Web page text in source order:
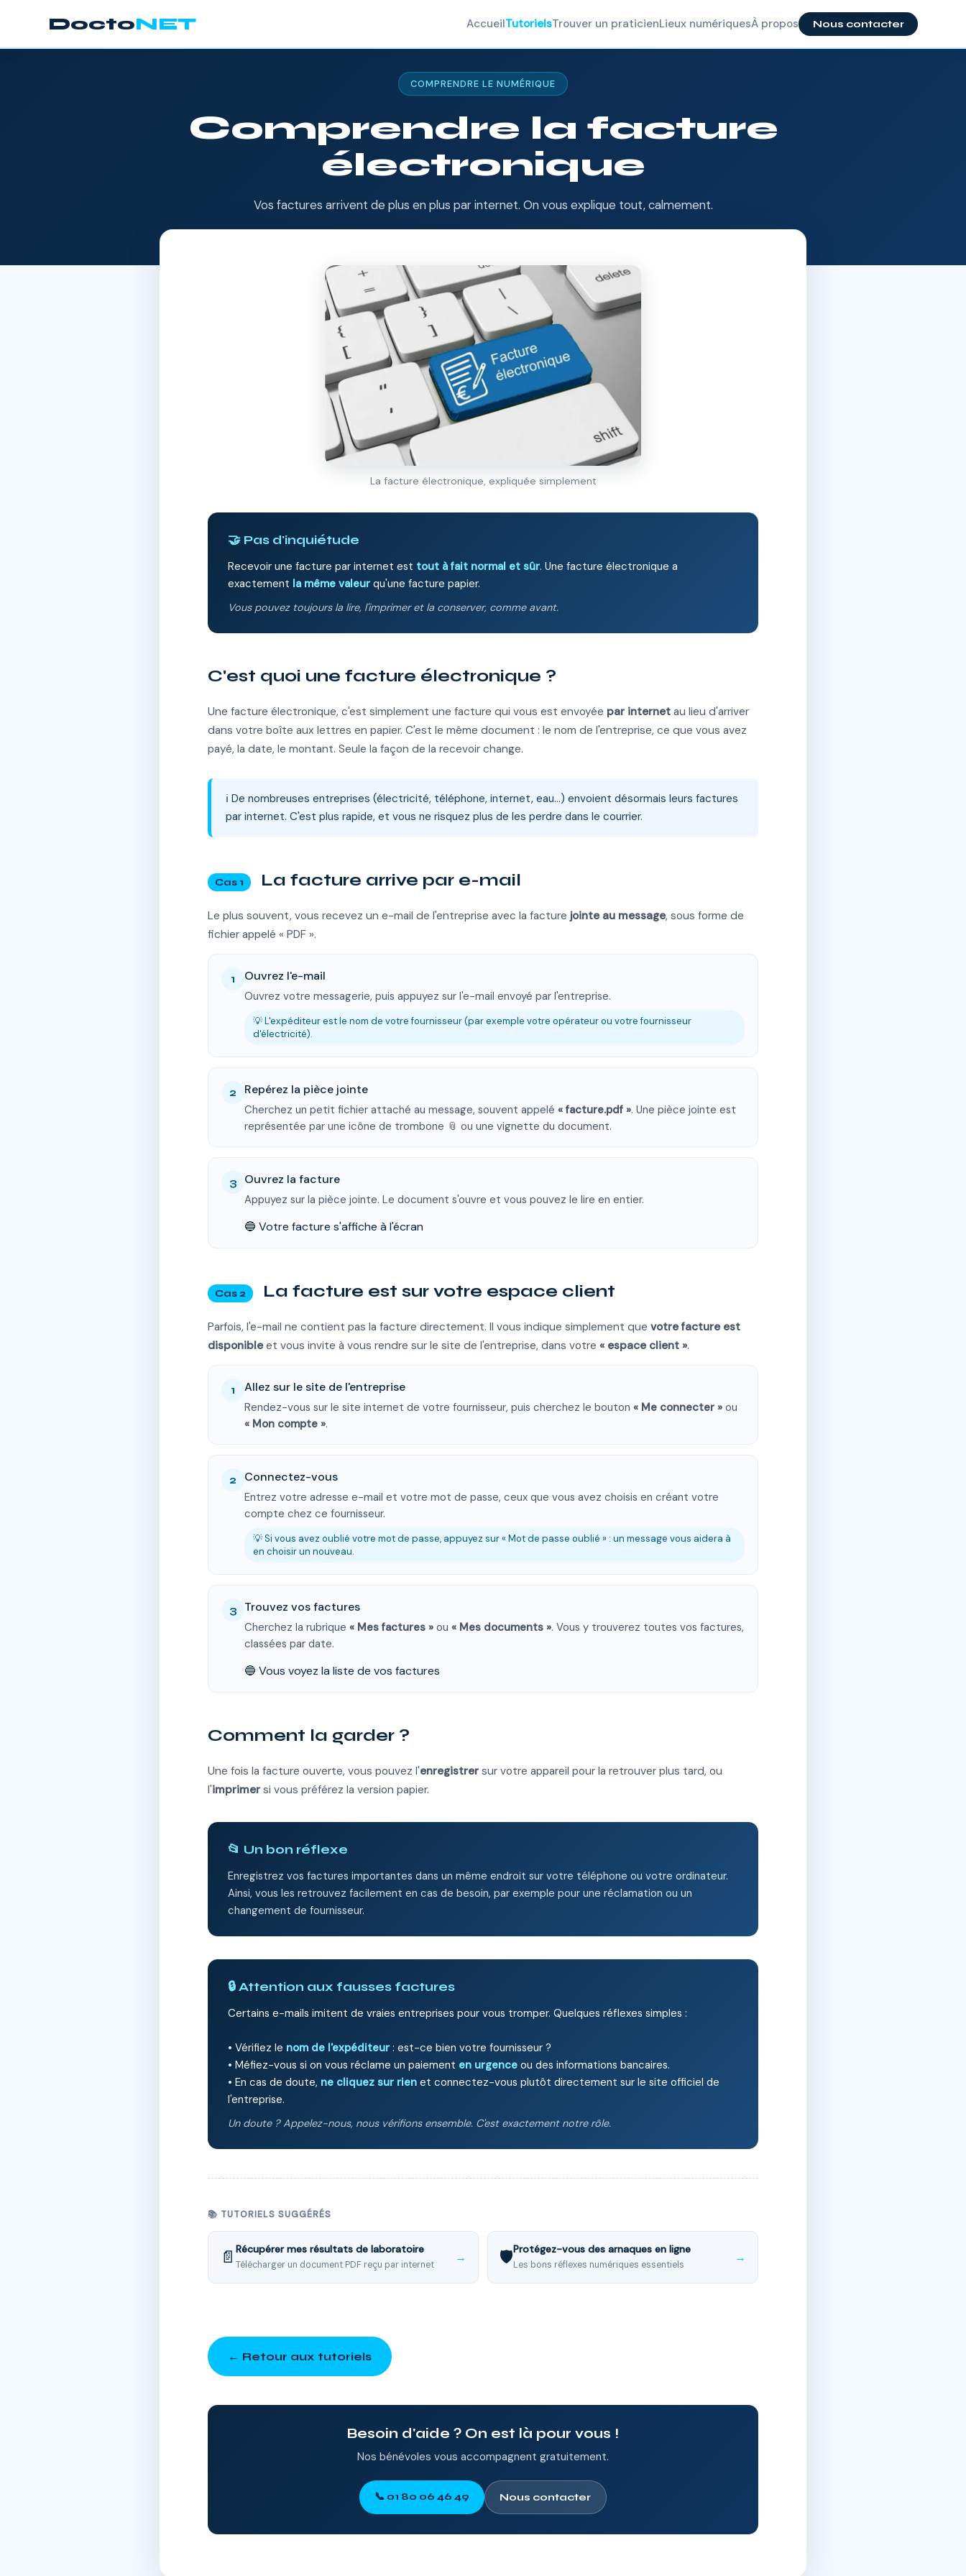
DoctoNET AccueilTutorielsTrouver un praticienLieux numériquesÀ propos Nous contacter
COMPRENDRE LE NUMÉRIQUE
Comprendre la facture
électronique
Vos factures arrivent de plus en plus par internet. On vous explique tout, calmement.
La facture électronique, expliquée simplement
🤝 Pas d'inquiétude
Recevoir une facture par internet est tout à fait normal et sûr. Une facture électronique a
exactement la même valeur qu'une facture papier.
Vous pouvez toujours la lire, l'imprimer et la conserver, comme avant.
C'est quoi une facture électronique ?
Une facture électronique, c'est simplement une facture qui vous est envoyée par internet au lieu d'arriver
dans votre boîte aux lettres en papier. C'est le même document : le nom de l'entreprise, ce que vous avez
payé, la date, le montant. Seule la façon de la recevoir change.
ℹ️ De nombreuses entreprises (électricité, téléphone, internet, eau…) envoient désormais leurs factures
par internet. C'est plus rapide, et vous ne risquez plus de les perdre dans le courrier.
Cas 1 La facture arrive par e-mail
Le plus souvent, vous recevez un e-mail de l'entreprise avec la facture jointe au message, sous forme de
fichier appelé « PDF ».
1 Ouvrez l'e-mail
Ouvrez votre messagerie, puis appuyez sur l'e-mail envoyé par l'entreprise.
💡 L'expéditeur est le nom de votre fournisseur (par exemple votre opérateur ou votre fournisseur
d'électricité).
2 Repérez la pièce jointe
Cherchez un petit fichier attaché au message, souvent appelé« facture.pdf ». Une pièce jointe est
représentée par une icône de trombone 📎 ou une vignette du document.
3 Ouvrez la facture
Appuyez sur la pièce jointe. Le document s'ouvre et vous pouvez le lire en entier.
🔵 Votre facture s'affiche à l'écran
Cas 2 La facture est sur votre espace client
Parfois, l'e-mail ne contient pas la facture directement. Il vous indique simplement quevotre facture est
disponibleet vous invite à vous rendre sur le site de l'entreprise, dans votre« espace client ».
1 Allez sur le site de l'entreprise
Rendez-vous sur le site internet de votre fournisseur, puis cherchez le bouton« Me connecter » ou
« Mon compte ».
2 Connectez-vous
Entrez votre adresse e-mail et votre mot de passe, ceux que vous avez choisis en créant votre
compte chez ce fournisseur.
💡 Si vous avez oublié votre mot de passe, appuyez sur « Mot de passe oublié » : un message vous aidera à
en choisir un nouveau.
3 Trouvez vos factures
Cherchez la rubrique« Mes factures » ou« Mes documents ». Vous y trouverez toutes vos factures,
classées par date.
🔵 Vous voyez la liste de vos factures
Comment la garder ?
Une fois la facture ouverte, vous pouvez l'enregistrer sur votre appareil pour la retrouver plus tard, ou
l'imprimer si vous préférez la version papier.
📂 Un bon réflexe
Enregistrez vos factures importantes dans un même endroit sur votre téléphone ou votre ordinateur.
Ainsi, vous les retrouvez facilement en cas de besoin, par exemple pour une réclamation ou un
changement de fournisseur.
🔒 Attention aux fausses factures
Certains e-mails imitent de vraies entreprises pour vous tromper. Quelques réflexes simples :
• Vérifiez le nom de l'expéditeur : est-ce bien votre fournisseur ?
• Méfiez-vous si on vous réclame un paiement en urgence ou des informations bancaires.
• En cas de doute, ne cliquez sur rien et connectez-vous plutôt directement sur le site officiel de
l'entreprise.
Un doute ? Appelez-nous, nous vérifions ensemble. C'est exactement notre rôle.
📚 TUTORIELS SUGGÉRÉS
📄Récupérer mes résultats de laboratoire
Télécharger un document PDF reçu par internet → 🛡️Protégez-vous des arnaques en ligne
Les bons réflexes numériques essentiels →
← Retour aux tutoriels
Besoin d'aide ? On est là pour vous !
Nos bénévoles vous accompagnent gratuitement.
📞 01 80 06 46 49 Nous contacter